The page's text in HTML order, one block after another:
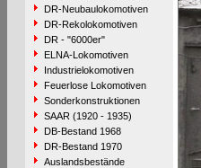
DR-Neubaulokomotiven
DR-Rekolokomotiven
DR - "6000er"
ELNA-Lokomotiven
Industrielokomotiven
Feuerlose Lokomotiven
Sonderkonstruktionen
SAAR (1920 - 1935)
DB-Bestand 1968
DR-Bestand 1970
Auslandsbestände